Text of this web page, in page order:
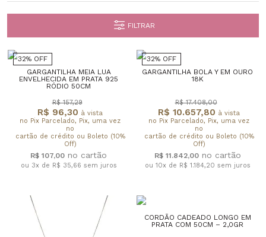
FILTRAR
32% OFF
GARGANTILHA MEIA LUA
ENVELHECIDA EM PRATA 925
RÓDIO 50CM
R$ 96,30 à vista
no Pix Parcelado, Pix, uma vez
no
cartão de crédito ou Boleto (10%
Off)
R$ 157,29
R$ 107,00
ou 3x de R$ 35,66 sem juros
32% OFF
GARGANTILHA BOLA Y EM OURO
18K
R$ 10.657,80 à vista
no Pix Parcelado, Pix, uma vez
no
cartão de crédito ou Boleto (10%
Off)
R$ 17.408,00
R$ 11.842,00
ou 10x de R$ 1.184,20 sem juros
CORDÃO CADEADO LONGO EM
PRATA COM 50CM – 2,0GR